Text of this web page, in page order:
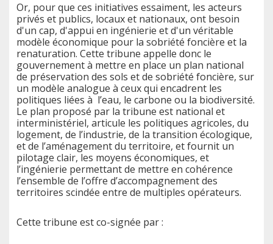
Or, pour que ces initiatives essaiment, les acteurs
privés et publics, locaux et nationaux, ont besoin
d'un cap, d'appui en ingénierie et d'un véritable
modèle économique pour la sobriété foncière et la
renaturation. Cette tribune appelle donc le
gouvernement à mettre en place un plan national
de préservation des sols et de sobriété foncière, sur
un modèle analogue à ceux qui encadrent les
politiques liées à l’eau, le carbone ou la biodiversité.
Le plan proposé par la tribune est national et
interministériel, articule les politiques agricoles, du
logement, de l’industrie, de la transition écologique,
et de l’aménagement du territoire, et fournit un
pilotage clair, les moyens économiques, et
l’ingénierie permettant de mettre en cohérence
l’ensemble de l’offre d’accompagnement des
territoires scindée entre de multiples opérateurs.
Cette tribune est co-signée par :